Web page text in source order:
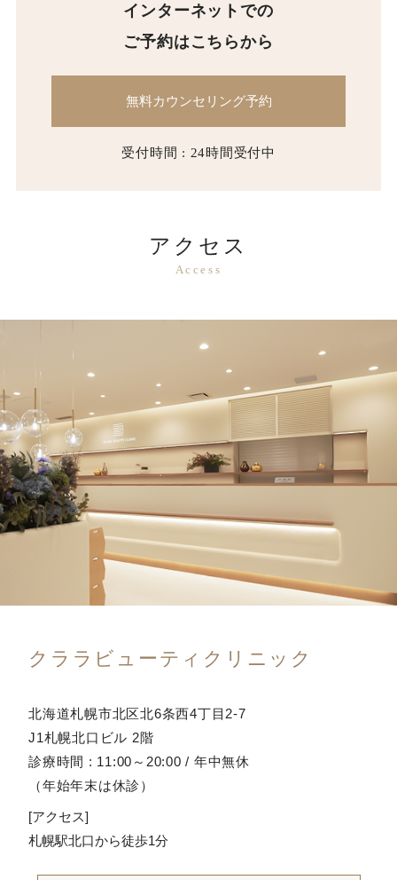
インターネットでの
ご予約はこちらから
無料カウンセリング予約
受付時間 : 24時間受付中
アクセス
Access
クララビューティクリニック
北海道札幌市北区北6条西4丁目2-7
J1札幌北口ビル 2階
診療時間 : 11:00～20:00 / 年中無休
（年始年末は休診）
[アクセス]
札幌駅北口から徒歩1分